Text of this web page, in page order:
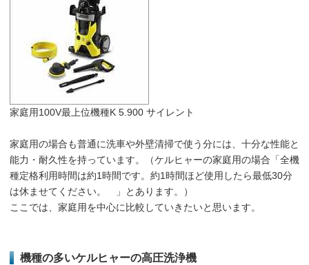
家庭用100V最上位機種K 5.900 サイレント
家庭用の場合も普通に洗車や外壁清掃で使う分には、十分な性能と
能力・耐久性を持っています。（ケルヒャーの家庭用の場合「全機
種定格利用時間は約1時間です。約1時間ほど使用したら最低30分
は休ませてください。 」とあります。）
ここでは、家庭用を中心に比較していきたいと思います。
機種の多いケルヒャーの高圧洗浄機